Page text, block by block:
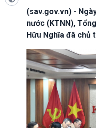
(sav.gov.vn) -
nước (KTNN),
Hữu Nghĩa đã chủ